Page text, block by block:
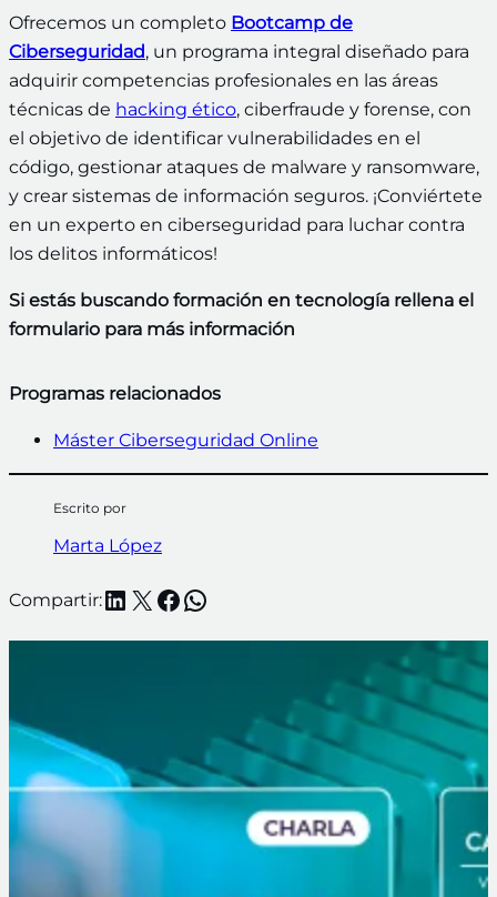
Ofrecemos un completo Bootcamp de
Ciberseguridad, un programa integral diseñado para
adquirir competencias profesionales en las áreas
técnicas de hacking ético, ciberfraude y forense, con
el objetivo de identificar vulnerabilidades en el
código, gestionar ataques de malware y ransomware,
y crear sistemas de información seguros. ¡Conviértete
en un experto en ciberseguridad para luchar contra
los delitos informáticos!
Si estás buscando formación en tecnología rellena el
formulario para más información
Programas relacionados
Máster Ciberseguridad Online
Escrito por
Marta López
Compartir:LinkedIn
X Facebook
WhatsApp